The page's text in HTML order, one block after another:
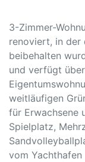
3-Zimmer-
renoviert, in der
beibehalten
und verfügt
weitläufigen
für Erwachsene
Spielplatz,
vom